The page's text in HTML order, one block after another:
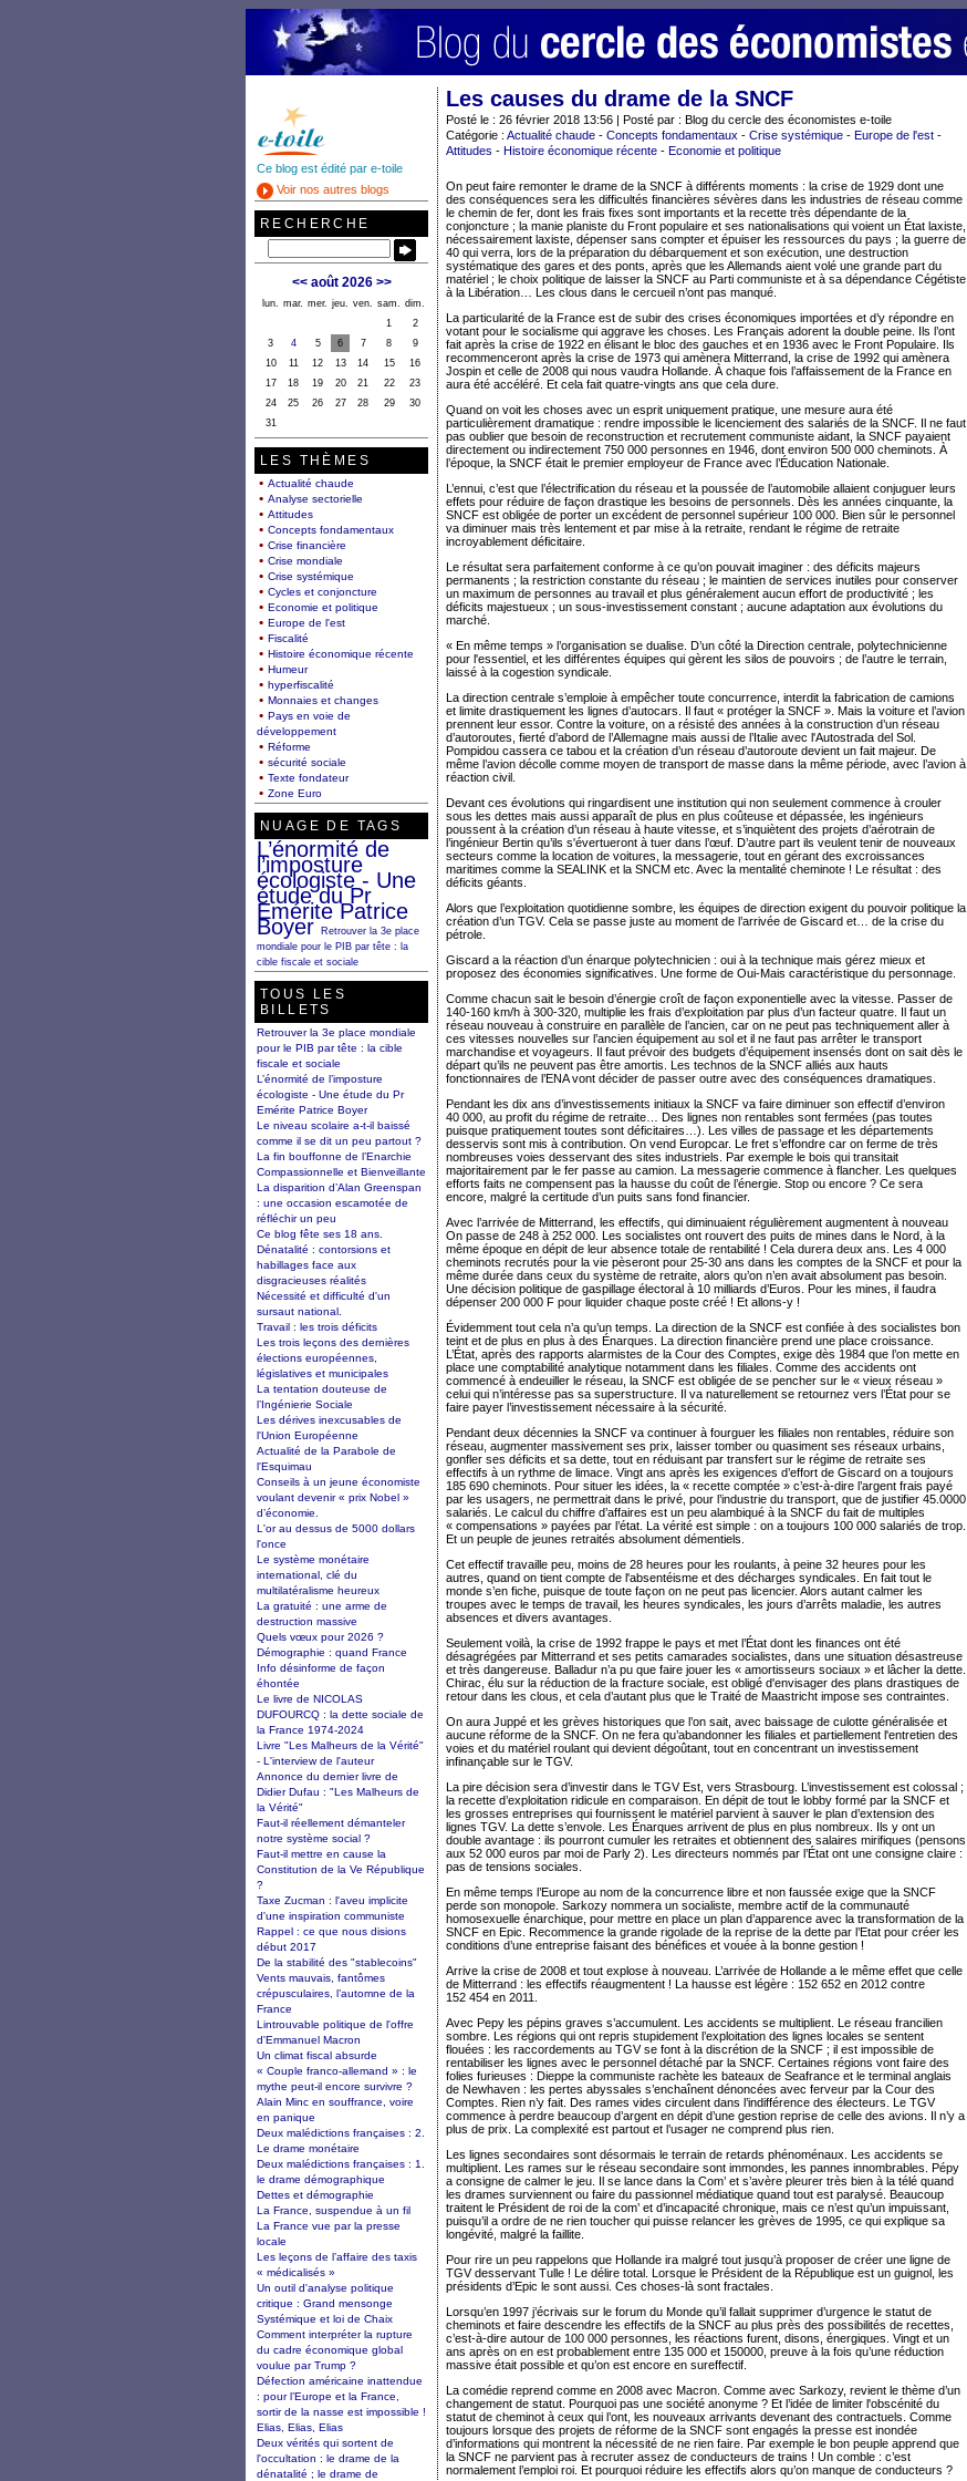
Les causes du drame de la SNCF
Posté le : 26 février 2018 13:56 | Posté par : Blog du cercle des économistes e-toile
Catégorie : Actualité chaude - Concepts fondamentaux - Crise systémique - Europe de l'est -
Attitudes - Histoire économique récente - Economie et politique
On peut faire remonter le drame de la SNCF à différents moments : la crise de 1929 dont une
des conséquences sera les difficultés financières sévères dans les industries de réseau comme
le chemin de fer, dont les frais fixes sont importants et la recette très dépendante de la
conjoncture ; la manie planiste du Front populaire et ses nationalisations qui voient un État laxiste,
nécessairement laxiste, dépenser sans compter et épuiser les ressources du pays ; la guerre de
40 qui verra, lors de la préparation du débarquement et son exécution, une destruction
systématique des gares et des ponts, après que les Allemands aient volé une grande part du
matériel ; le choix politique de laisser la SNCF au Parti communiste et à sa dépendance Cégétiste
à la Libération… Les clous dans le cercueil n’ont pas manqué.
La particularité de la France est de subir des crises économiques importées et d’y répondre en
votant pour le socialisme qui aggrave les choses. Les Français adorent la double peine. Ils l’ont
fait après la crise de 1922 en élisant le bloc des gauches et en 1936 avec le Front Populaire. Ils
recommenceront après la crise de 1973 qui amènera Mitterrand, la crise de 1992 qui amènera
Jospin et celle de 2008 qui nous vaudra Hollande. À chaque fois l’affaissement de la France en
aura été accéléré. Et cela fait quatre-vingts ans que cela dure.
Quand on voit les choses avec un esprit uniquement pratique, une mesure aura été
particulièrement dramatique : rendre impossible le licenciement des salariés de la SNCF. Il ne faut
pas oublier que besoin de reconstruction et recrutement communiste aidant, la SNCF payaient
directement ou indirectement 750 000 personnes en 1946, dont environ 500 000 cheminots. À
l’époque, la SNCF était le premier employeur de France avec l’Éducation Nationale.
L’ennui, c’est que l’électrification du réseau et la poussée de l’automobile allaient conjuguer leurs
effets pour réduire de façon drastique les besoins de personnels. Dès les années cinquante, la
SNCF est obligée de porter un excédent de personnel supérieur 100 000. Bien sûr le personnel
va diminuer mais très lentement et par mise à la retraite, rendant le régime de retraite
incroyablement déficitaire.
Le résultat sera parfaitement conforme à ce qu’on pouvait imaginer : des déficits majeurs
permanents ; la restriction constante du réseau ; le maintien de services inutiles pour conserver
un maximum de personnes au travail et plus généralement aucun effort de productivité ; les
déficits majestueux ; un sous-investissement constant ; aucune adaptation aux évolutions du
marché.
« En même temps » l’organisation se dualise. D’un côté la Direction centrale, polytechnicienne
pour l'essentiel, et les différentes équipes qui gèrent les silos de pouvoirs ; de l’autre le terrain,
laissé à la cogestion syndicale.
La direction centrale s’emploie à empêcher toute concurrence, interdit la fabrication de camions
et limite drastiquement les lignes d’autocars. Il faut « protéger la SNCF ». Mais la voiture et l’avion
prennent leur essor. Contre la voiture, on a résisté des années à la construction d’un réseau
d’autoroutes, fierté d’abord de l’Allemagne mais aussi de l’Italie avec l'Autostrada del Sol.
Pompidou cassera ce tabou et la création d’un réseau d’autoroute devient un fait majeur. De
même l’avion décolle comme moyen de transport de masse dans la même période, avec l’avion à
réaction civil.
Devant ces évolutions qui ringardisent une institution qui non seulement commence à crouler
sous les dettes mais aussi apparaît de plus en plus coûteuse et dépassée, les ingénieurs
poussent à la création d’un réseau à haute vitesse, et s’inquiètent des projets d’aérotrain de
l’ingénieur Bertin qu’ils s'évertueront à tuer dans l’œuf. D’autre part ils veulent tenir de nouveaux
secteurs comme la location de voitures, la messagerie, tout en gérant des excroissances
maritimes comme la SEALINK et la SNCM etc. Avec la mentalité cheminote ! Le résultat : des
déficits géants.
Alors que l’exploitation quotidienne sombre, les équipes de direction exigent du pouvoir politique la
création d’un TGV. Cela se passe juste au moment de l’arrivée de Giscard et… de la crise du
pétrole.
Giscard a la réaction d’un énarque polytechnicien : oui à la technique mais gérez mieux et
proposez des économies significatives. Une forme de Oui-Mais caractéristique du personnage.
Comme chacun sait le besoin d’énergie croît de façon exponentielle avec la vitesse. Passer de
140-160 km/h à 300-320, multiplie les frais d’exploitation par plus d’un facteur quatre. Il faut un
réseau nouveau à construire en parallèle de l’ancien, car on ne peut pas techniquement aller à
ces vitesses nouvelles sur l’ancien équipement au sol et il ne faut pas arrêter le transport
marchandise et voyageurs. Il faut prévoir des budgets d’équipement insensés dont on sait dès le
départ qu’ils ne peuvent pas être amortis. Les technos de la SNCF alliés aux hauts
fonctionnaires de l’ENA vont décider de passer outre avec des conséquences dramatiques.
Pendant les dix ans d’investissements initiaux la SNCF va faire diminuer son effectif d’environ
40 000, au profit du régime de retraite… Des lignes non rentables sont fermées (pas toutes
puisque pratiquement toutes sont déficitaires…). Les villes de passage et les départements
desservis sont mis à contribution. On vend Europcar. Le fret s’effondre car on ferme de très
nombreuses voies desservant des sites industriels. Par exemple le bois qui transitait
majoritairement par le fer passe au camion. La messagerie commence à flancher. Les quelques
efforts faits ne compensent pas la hausse du coût de l’énergie. Stop ou encore ? Ce sera
encore, malgré la certitude d’un puits sans fond financier.
Avec l’arrivée de Mitterrand, les effectifs, qui diminuaient régulièrement augmentent à nouveau
On passe de 248 à 252 000. Les socialistes ont rouvert des puits de mines dans le Nord, à la
même époque en dépit de leur absence totale de rentabilité ! Cela durera deux ans. Les 4 000
cheminots recrutés pour la vie pèseront pour 25-30 ans dans les comptes de la SNCF et pour la
même durée dans ceux du système de retraite, alors qu’on n’en avait absolument pas besoin.
Une décision politique de gaspillage électoral à 10 milliards d’Euros. Pour les mines, il faudra
dépenser 200 000 F pour liquider chaque poste créé ! Et allons-y !
Évidemment tout cela n’a qu’un temps. La direction de la SNCF est confiée à des socialistes bon
teint et de plus en plus à des Énarques. La direction financière prend une place croissance.
L’État, après des rapports alarmistes de la Cour des Comptes, exige dès 1984 que l’on mette en
place une comptabilité analytique notamment dans les filiales. Comme des accidents ont
commencé à endeuiller le réseau, la SNCF est obligée de se pencher sur le « vieux réseau »
celui qui n’intéresse pas sa superstructure. Il va naturellement se retournez vers l’État pour se
faire payer l’investissement nécessaire à la sécurité.
Pendant deux décennies la SNCF va continuer à fourguer les filiales non rentables, réduire son
réseau, augmenter massivement ses prix, laisser tomber ou quasiment ses réseaux urbains,
gonfler ses déficits et sa dette, tout en réduisant par transfert sur le régime de retraite ses
effectifs à un rythme de limace. Vingt ans après les exigences d’effort de Giscard on a toujours
185 690 cheminots. Pour situer les idées, la « recette comptée » c’est-à-dire l’argent frais payé
par les usagers, ne permettrait dans le privé, pour l’industrie du transport, que de justifier 45.0000
salariés. Le calcul du chiffre d’affaires est un peu alambiqué à la SNCF du fait de multiples
« compensations » payées par l’état. La vérité est simple : on a toujours 100 000 salariés de trop.
Et un peuple de jeunes retraités absolument démentiels.
Cet effectif travaille peu, moins de 28 heures pour les roulants, à peine 32 heures pour les
autres, quand on tient compte de l'absentéisme et des décharges syndicales. En fait tout le
monde s’en fiche, puisque de toute façon on ne peut pas licencier. Alors autant calmer les
troupes avec le temps de travail, les heures syndicales, les jours d’arrêts maladie, les autres
absences et divers avantages.
Seulement voilà, la crise de 1992 frappe le pays et met l’État dont les finances ont été
désagrégées par Mitterrand et ses petits camarades socialistes, dans une situation désastreuse
et très dangereuse. Balladur n’a pu que faire jouer les « amortisseurs sociaux » et lâcher la dette.
Chirac, élu sur la réduction de la fracture sociale, est obligé d'envisager des plans drastiques de
retour dans les clous, et cela d’autant plus que le Traité de Maastricht impose ses contraintes.
On aura Juppé et les grèves historiques que l’on sait, avec baissage de culotte généralisée et
aucune réforme de la SNCF. On ne fera qu’abandonner les filiales et partiellement l'entretien des
voies et du matériel roulant qui devient dégoûtant, tout en concentrant un investissement
infinançable sur le TGV.
La pire décision sera d’investir dans le TGV Est, vers Strasbourg. L’investissement est colossal ;
la recette d’exploitation ridicule en comparaison. En dépit de tout le lobby formé par la SNCF et
les grosses entreprises qui fournissent le matériel parvient à sauver le plan d’extension des
lignes TGV. La dette s’envole. Les Énarques arrivent de plus en plus nombreux. Ils y ont un
double avantage : ils pourront cumuler les retraites et obtiennent des salaires mirifiques (pensons
aux 52 000 euros par moi de Parly 2). Les directeurs nommés par l’État ont une consigne claire :
pas de tensions sociales.
En même temps l’Europe au nom de la concurrence libre et non faussée exige que la SNCF
perde son monopole. Sarkozy nommera un socialiste, membre actif de la communauté
homosexuelle énarchique, pour mettre en place un plan d’apparence avec la transformation de la
SNCF en Epic. Recommence la grande rigolade de la reprise de la dette par l’Etat pour créer les
conditions d’une entreprise faisant des bénéfices et vouée à la bonne gestion !
Arrive la crise de 2008 et tout explose à nouveau. L’arrivée de Hollande a le même effet que celle
de Mitterrand : les effectifs réaugmentent ! La hausse est légère : 152 652 en 2012 contre
152 454 en 2011.
Avec Pepy les pépins graves s’accumulent. Les accidents se multiplient. Le réseau francilien
sombre. Les régions qui ont repris stupidement l’exploitation des lignes locales se sentent
flouées : les raccordements au TGV se font à la discrétion de la SNCF ; il est impossible de
rentabiliser les lignes avec le personnel détaché par la SNCF. Certaines régions vont faire des
folies furieuses : Dieppe la communiste rachète les bateaux de Seafrance et le terminal anglais
de Newhaven : les pertes abyssales s’enchaînent dénoncées avec ferveur par la Cour des
Comptes. Rien n’y fait. Des rames vides circulent dans l’indifférence des électeurs. Le TGV
commence à perdre beaucoup d’argent en dépit d’une gestion reprise de celle des avions. Il n’y a
plus de prix. La complexité est partout et l’usager ne comprend plus rien.
Les lignes secondaires sont désormais le terrain de retards phénoménaux. Les accidents se
multiplient. Les rames sur le réseau secondaire sont immondes, les pannes innombrables. Pépy
a consigne de calmer le jeu. Il se lance dans la Com’ et s’avère pleurer très bien à la télé quand
les drames surviennent ou faire du passionnel médiatique quand tout est paralysé. Beaucoup
traitent le Président de roi de la com’ et d’incapacité chronique, mais ce n’est qu’un impuissant,
puisqu’il a ordre de ne rien toucher qui puisse relancer les grèves de 1995, ce qui explique sa
longévité, malgré la faillite.
Pour rire un peu rappelons que Hollande ira malgré tout jusqu’à proposer de créer une ligne de
TGV desservant Tulle ! Le délire total. Lorsque le Président de la République est un guignol, les
présidents d’Epic le sont aussi. Ces choses-là sont fractales.
Lorsqu’en 1997 j’écrivais sur le forum du Monde qu’il fallait supprimer d’urgence le statut de
cheminots et faire descendre les effectifs de la SNCF au plus près des possibilités de recettes,
c’est-à-dire autour de 100 000 personnes, les réactions furent, disons, énergiques. Vingt et un
ans après on en est probablement entre 135 000 et 150000, preuve à la fois qu’une réduction
massive était possible et qu’on est encore en sureffectif.
La comédie reprend comme en 2008 avec Macron. Comme avec Sarkozy, revient le thème d’un
changement de statut. Pourquoi pas une société anonyme ? Et l’idée de limiter l'obscénité du
statut de cheminot à ceux qui l’ont, les nouveaux arrivants devenant des contractuels. Comme
toujours lorsque des projets de réforme de la SNCF sont engagés la presse est inondée
d’informations qui montrent la nécessité de ne rien faire. Par exemple le bon peuple apprend que
la SNCF ne parvient pas à recruter assez de conducteurs de trains ! Un comble : c’est
normalement l’emploi roi. Et pourquoi réduire les effectifs alors qu’on manque de conducteurs ?
Ce blog est édité par e-toile
Voir nos autres blogs
RECHERCHE
<< août 2026 >>
lun. mar. mer. jeu. ven. sam.
dim.
1
2
3
4 5 6 7 8
9
10
11 12 13 14 15
16
17
18 19 20 21 22
23
24
25 26 27 28 29
30
31
LES THÈMES
Actualité chaude
Analyse sectorielle
Attitudes
Concepts fondamentaux
Crise financière
Crise mondiale
Crise systémique
Cycles et conjoncture
Economie et politique
Europe de l'est
Fiscalité
Histoire économique récente
Humeur
hyperfiscalité
Monnaies et changes
Pays en voie de
développement
Réforme
sécurité sociale
Texte fondateur
Zone Euro
NUAGE DE TAGS
L’énormité de
l’imposture
écologiste - Une
étude du Pr
Emérite Patrice
BoyerRetrouver la 3e place
mondiale pour le PIB par tête : la
cible fiscale et sociale
TOUS LES
BILLETS
Retrouver la 3e place mondiale
pour le PIB par tête : la cible
fiscale et sociale
L’énormité de l’imposture
écologiste - Une étude du Pr
Emérite Patrice Boyer
Le niveau scolaire a-t-il baissé
comme il se dit un peu partout ?
La fin bouffonne de l’Enarchie
Compassionnelle et Bienveillante
La disparition d’Alan Greenspan
: une occasion escamotée de
réfléchir un peu
Ce blog fête ses 18 ans.
Dénatalité : contorsions et
habillages face aux
disgracieuses réalités
Nécessité et difficulté d'un
sursaut national.
Travail : les trois déficits
Les trois leçons des dernières
élections européennes,
législatives et municipales
La tentation douteuse de
l’Ingénierie Sociale
Les dérives inexcusables de
l'Union Européenne
Actualité de la Parabole de
l'Esquimau
Conseils à un jeune économiste
voulant devenir « prix Nobel »
d’économie.
L'or au dessus de 5000 dollars
l'once
Le système monétaire
international, clé du
multilatéralisme heureux
La gratuité : une arme de
destruction massive
Quels vœux pour 2026 ?
Démographie : quand France
Info désinforme de façon
éhontée
Le livre de NICOLAS
DUFOURCQ : la dette sociale de
la France 1974-2024
Livre "Les Malheurs de la Vérité"
- L'interview de l'auteur
Annonce du dernier livre de
Didier Dufau : "Les Malheurs de
la Vérité"
Faut-il réellement démanteler
notre système social ?
Faut-il mettre en cause la
Constitution de la Ve République
?
Taxe Zucman : l'aveu implicite
d'une inspiration communiste
Rappel : ce que nous disions
début 2017
De la stabilité des "stablecoins"
Vents mauvais, fantômes
crépusculaires, l’automne de la
France
Lintrouvable politique de l'offre
d'Emmanuel Macron
Un climat fiscal absurde
« Couple franco-allemand » : le
mythe peut-il encore survivre ?
Alain Minc en souffrance, voire
en panique
Deux malédictions françaises : 2.
Le drame monétaire
Deux malédictions françaises : 1.
le drame démographique
Dettes et démographie
La France, suspendue à un fil
La France vue par la presse
locale
Les leçons de l’affaire des taxis
« médicalisés »
Un outil d'analyse politique
critique : Grand mensonge
Systémique et loi de Chaix
Comment interpréter la rupture
du cadre économique global
voulue par Trump ?
Défection américaine inattendue
: pour l’Europe et la France,
sortir de la nasse est impossible !
Elias, Elias, Elias
Deux vérités qui sortent de
l'occultation : le drame de la
dénatalité ; le drame de